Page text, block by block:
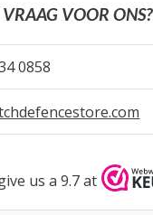
VOOR ONS?
0858
us a 9.7 at